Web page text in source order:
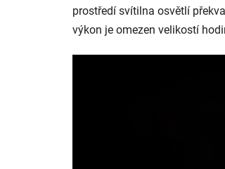
prostředí svítilna osvětlí
výkon je omezen velikostí